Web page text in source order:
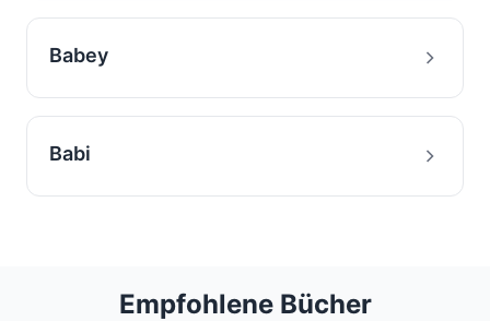
Babey
Babi
Empfohlene Bücher